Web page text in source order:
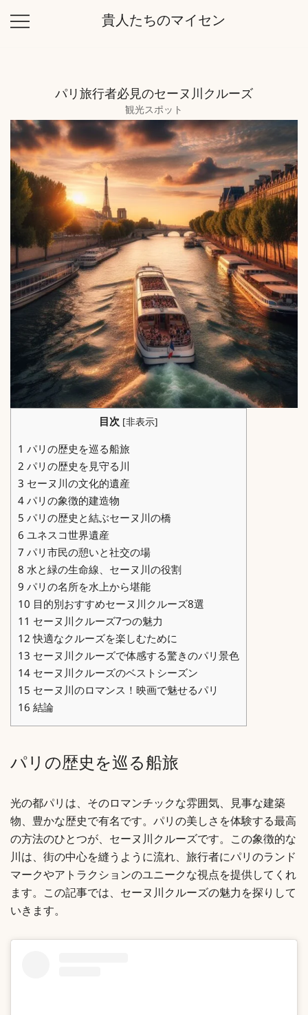
貴人たちのマイセン
パリ旅行者必見のセーヌ川クルーズ
観光スポット
目次[非表示]
1 パリの歴史を巡る船旅
2パリの歴史を見守る川
3セーヌ川の文化的遺産
4パリの象徴的建造物
5パリの歴史と結ぶセーヌ川の橋
6ユネスコ世界遺産
7パリ市民の憩いと社交の場
8水と緑の生命線、セーヌ川の役割
9パリの名所を水上から堪能
10 目的別おすすめセーヌ川クルーズ8選
11 セーヌ川クルーズ7つの魅力
12快適なクルーズを楽しむために
13セーヌ川クルーズで体感する驚きのパリ景色
14セーヌ川クルーズのベストシーズン
15セーヌ川のロマンス！映画で魅せるパリ
16結論
パリの歴史を巡る船旅
光の都パリは、そのロマンチックな雰囲気、見事な建築
物、豊かな歴史で有名です。パリの美しさを体験する最高
の方法のひとつが、セーヌ川クルーズです。この象徴的な
川は、街の中心を縫うように流れ、旅行者にパリのランド
マークやアトラクションのユニークな視点を提供してくれ
ます。この記事では、セーヌ川クルーズの魅力を探りして
いきます。